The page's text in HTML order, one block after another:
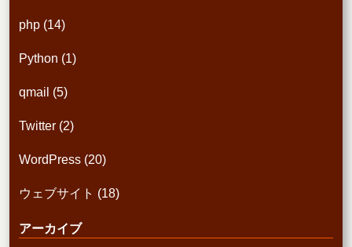
php (14)
Python (1)
qmail (5)
Twitter (2)
WordPress (20)
ウェブサイト (18)
アーカイブ